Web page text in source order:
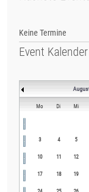
Keine Termine
Event Kalender
Mo Di Mi
3 4 5
10 11 12
17 18 19